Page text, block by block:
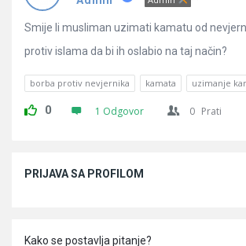
Smije li musliman uzimati kamatu od
protiv islama da bi ih oslabio na taj način?
borba protiv nevjernika kamata uzimanje
0 1 Odgovor 0 Prati
PRIJAVA SA PROFILOM
Kako se postavlja pitanje?